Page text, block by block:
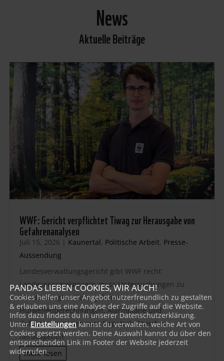
News
Aktuelle Beiträge
WWF: Gericht verpflichtet Tiwag zur Herausgabe von
Gefahrenanalysen
Juli 15, 2026 | Kaunertal, Politische Arbeit, Presse-
Aussendung
Landesverwaltungsgericht gibt WWF recht:
Landesenergiekonzern muss Untersuchungen zu
klimabedingten Naturgefahren,
Flutwellenberechnungen, Alarmpläne und
Gefahrenszenarien zum Gepatsch-Speicher
herausgeben
mehr lesen
PANDAS LIEBEN COOKIES, WIR AUCH!
Cookies helfen unser Angebot nutzerfreundlich zu gestalten
& erlauben uns eine Analyse der Zugriffe auf die Website.
Infos dazu findest du in unserer Datenschutzerklärung.
UnterEinstellungen kannst du verwalten, welche Art von
Cookies gesetzt werden. Deine Auswahl kannst du über den
entsprechenden Link im Footer der Website jederzeit
widerrufen.